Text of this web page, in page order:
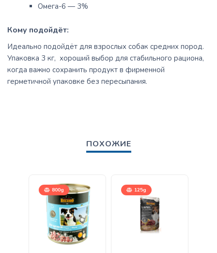
Омега-6 — 3%
Кому подойдёт:
Идеально подойдёт для взрослых собак средних пород.
Упаковка 3 кг, хороший выбор для стабильного рациона,
когда важно сохранить продукт в фирменной
герметичной упаковке без пересыпания.
ПОХОЖИЕ
800g 125g